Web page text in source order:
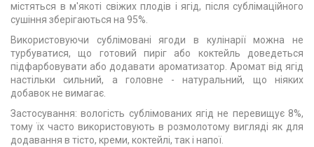
містяться в м'якоті свіжих плодів і ягід, після сублімаційного
сушіння зберігаються на 95%.
Використовуючи сублімовані ягоди в кулінарії можна не
турбуватися, що готовий пиріг або коктейль доведеться
підфарбовувати або додавати ароматизатор. Аромат від ягід
настільки сильний, а головне - натуральний, що ніяких
добавок не вимагає.
Застосування: вологість сублімованих ягід не перевищує 8%,
тому їх часто використовують в розмолотому вигляді як для
додавання в тісто, креми, коктейлі, так і напої.